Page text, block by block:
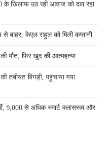
के खिलाफ उठ रही आवाज को दबा रहा
केएल राहुल को मिली कप्तानी
मौत, फिर खुद की आत्महत्या
तबीयत बिगड़ी, पहुंचाया गया
9,000 से अधिक स्मार्ट क्लासरूम और